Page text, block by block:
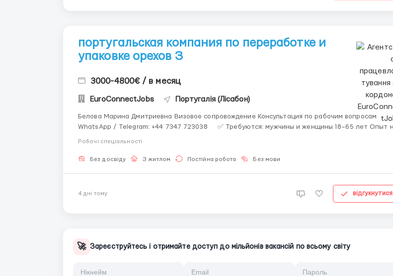
португальская компания по переработке и
упаковке орехов З
3000-4800€ / в месяц
EuroConnectJobs Португалія (Лісабон)
Белова Марина Дмитриевна Визовое сопровождение Консультация по рабочим вопросам
WhatsApp / Telegram: +44 7347 723038 ✅ Требуются: мужчины и женщины 18–65 лет Опыт не
Робочі спеціальності
Без досвіду З житлом Постійна робота Без мови
4 днi тому відгукнутися
🚀 Зареєструйтесь і отримайте доступ до мільйонів вакансій по всьому світу